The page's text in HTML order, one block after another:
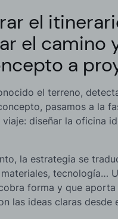
el
el camino
a
el terreno,
pasamos a la
viaje: diseñar la oficina
la estrategia se
tecnología…
forma y que aporta
las ideas claras desde